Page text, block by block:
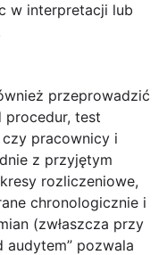
w interpretacji lub
przeprowadzić
procedur, test
pracownicy i
z przyjętym
rozliczeniowe,
chronologicznie i
(zwłaszcza przy
audytem” pozwala